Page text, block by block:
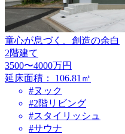
童心が息づく、創造の余白
2階建て
3500〜4000万円
延床面積：
106.81㎡
#ヌック
#2階リビング
#スタイリッシュ
#サウナ